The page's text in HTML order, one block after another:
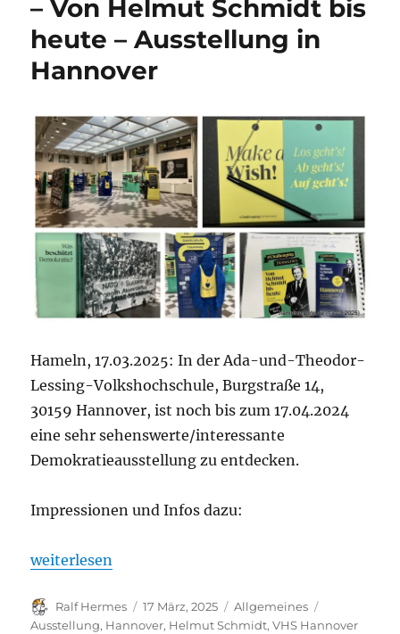
Tatort:
– Von Helmut Schmidt bis
heute – Ausstellung in
Hannover
Hameln, 17.03.2025: In der Ada-und-Theodor-
Lessing-Volkshochschule, Burgstraße 14,
30159 Hannover, ist noch bis zum 17.04.2024
eine sehr sehenswerte/interessante
Demokratieausstellung zu entdecken.
Impressionen und Infos dazu:
„#Challenging Democracy – Von Helmut Schmidt
weiterlesen
Autor
Ralf Hermes
Veröffentlicht
am
17 März, 2025 Kategorien
Allgemeines
Ausstellung, Hannover, Helmut Schmidt,VHS Hannover